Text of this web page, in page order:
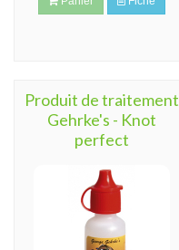
Produit de traitement
Gehrke's - Knot
perfect